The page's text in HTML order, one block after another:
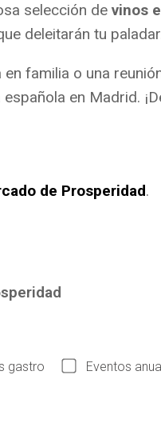
selección devinos
deleitarán tu
familia o una
en Madrid.
de Prosperidad.
gastro
Eventos